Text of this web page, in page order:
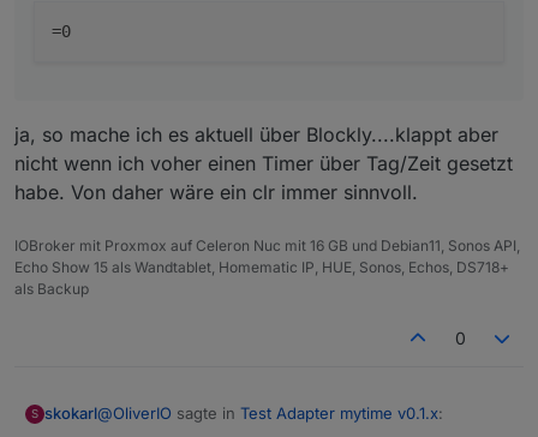
ja, so mache ich es aktuell über Blockly....klappt aber
nicht wenn ich voher einen Timer über Tag/Zeit gesetzt
habe. Von daher wäre ein clr immer sinnvoll.
IOBroker mit Proxmox auf Celeron Nuc mit 16 GB und Debian11, Sonos API,
Echo Show 15 als Wandtablet, Homematic IP, HUE, Sonos, Echos, DS718+
als Backup
0
S skokarl@OliverIO sagte in Test Adapter mytime v0.1.x: